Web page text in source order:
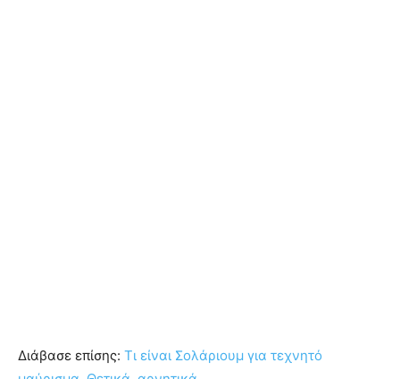
Διάβασε επίσης: Τι είναι Σολάριουμ για τεχνητό